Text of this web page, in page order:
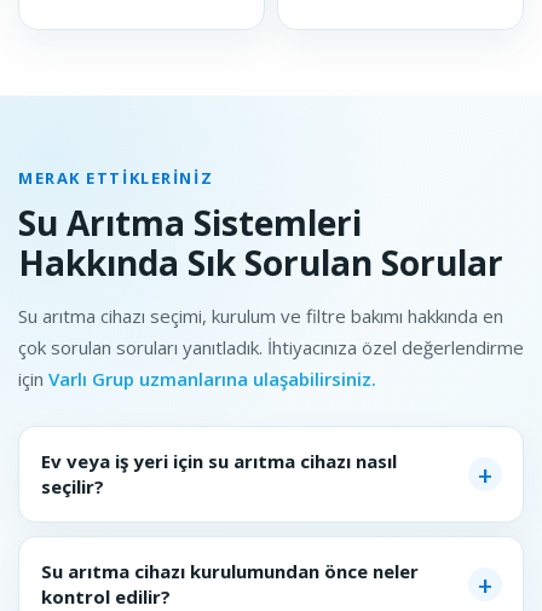
MERAK ETTIKLERINIZ
Su Arıtma Sistemleri
Hakkında Sık Sorulan Sorular
Su arıtma cihazı seçimi, kurulum ve filtre bakımı hakkında en
çok sorulan soruları yanıtladık. İhtiyacınıza özel değerlendirme
için Varlı Grup uzmanlarına ulaşabilirsiniz.
Ev veya iş yeri için su arıtma cihazı nasıl
seçilir?
Su arıtma cihazı kurulumundan önce neler
kontrol edilir?